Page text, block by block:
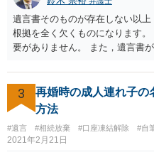
遺言書そのものが存在しない以
根拠を全く欠くものになります
要がありません。 また，遺言書
ご回答にもありますが， 代理人
方に対して， ・相続に関する主
と ・今後一切の連絡をしてこな
ようであれば警察への通報や法
書面を発送してもらうことがよ
3
再婚時の成人連れ子の
方法
#遺言 #相続放棄 #口座凍結解除 #自
2021年2月21日